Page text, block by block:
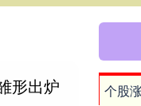
形出炉 个股